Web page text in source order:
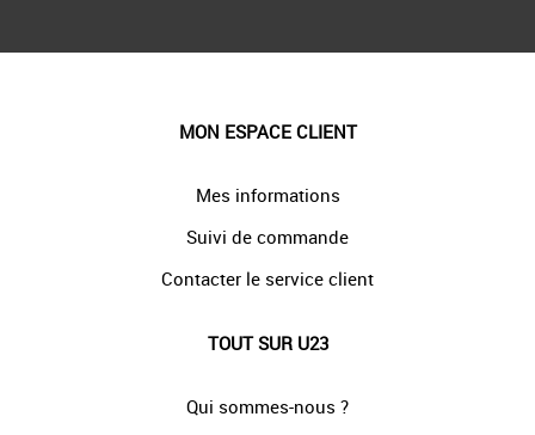
MON ESPACE CLIENT
Mes informations
Suivi de commande
Contacter le service client
TOUT SUR U23
Qui sommes-nous ?